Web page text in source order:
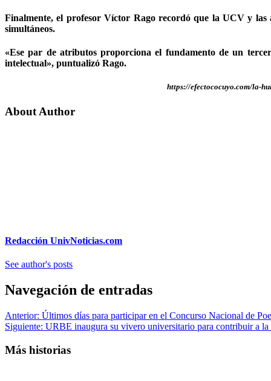
Finalmente, el profesor Víctor Rago recordó que la UCV y las
simultáneos.
«Ese par de atributos proporciona el fundamento de un
intelectual», puntualizó Rago.
https://efectococuyo.com/la-
About Author
Redacción UnivNoticias.com
See author's posts
Navegación de entradas
Anterior: Últimos días para participar en el Concurso Nacional de
Siguiente: URBE inaugura su vivero universitario para contribuir a la
Más historias